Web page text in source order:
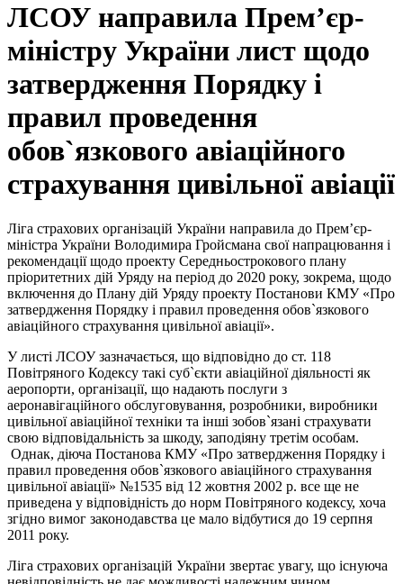
ЛСОУ направила Прем’єр-
міністру України лист щодо
затвердження Порядку і
правил проведення
обов`язкового авіаційного
страхування цивільної авіації
Ліга страхових організацій України направила до Прем’єр-
міністра України Володимира Гройсмана свої напрацювання і
рекомендації щодо проекту Середньострокового плану
пріоритетних дій Уряду на період до 2020 року, зокрема, щодо
включення до Плану дій Уряду проекту Постанови КМУ «Про
затвердження Порядку і правил проведення обов`язкового
авіаційного страхування цивільної авіації».
У листі ЛСОУ зазначається, що відповідно до ст. 118
Повітряного Кодексу такі суб`єкти авіаційної діяльності як
аеропорти, організації, що надають послуги з
аеронавігаційного обслуговування, розробники, виробники
цивільної авіаційної техніки та інші зобов`язані страхувати
свою відповідальність за шкоду, заподіяну третім особам.
Однак, діюча Постанова КМУ «Про затвердження Порядку і
правил проведення обов`язкового авіаційного страхування
цивільної авіації» №1535 від 12 жовтня 2002 р. все ще не
приведена у відповідність до норм Повітряного кодексу, хоча
згідно вимог законодавства це мало відбутися до 19 серпня
2011 року.
Ліга страхових організацій України звертає увагу, що існуюча